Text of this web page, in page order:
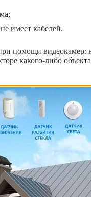
имеет кабелей.
помощи
какого-либо